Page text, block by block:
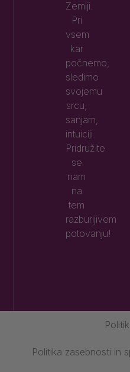
Zemlji.
Pri
vsem
kar
počnemo,
sledimo
svojemu
srcu,
sanjam,
intuiciji.
Pridružite
se
nam
na
tem
razburljivem
potovanju!
Politika zasebnosti in